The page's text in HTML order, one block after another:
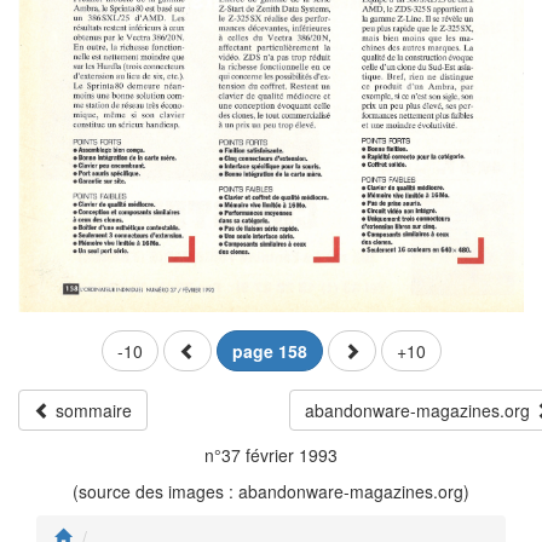
-10 page 158 +10
sommaire
abandonware-magazines.org
n°37 février 1993
(source des images : abandonware-magazines.org)